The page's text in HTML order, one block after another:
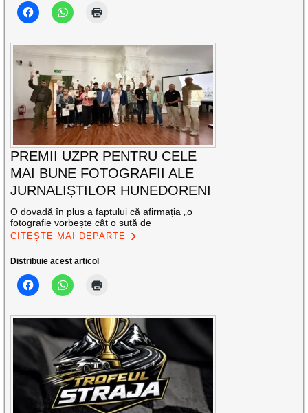
PREMII UZPR PENTRU CELE
MAI BUNE FOTOGRAFII ALE
JURNALIȘTILOR HUNEDORENI
O dovadă în plus a faptului că afirmația „o
fotografie vorbește cât o sută de
CITEȘTE MAI DEPARTE
Distribuie acest articol